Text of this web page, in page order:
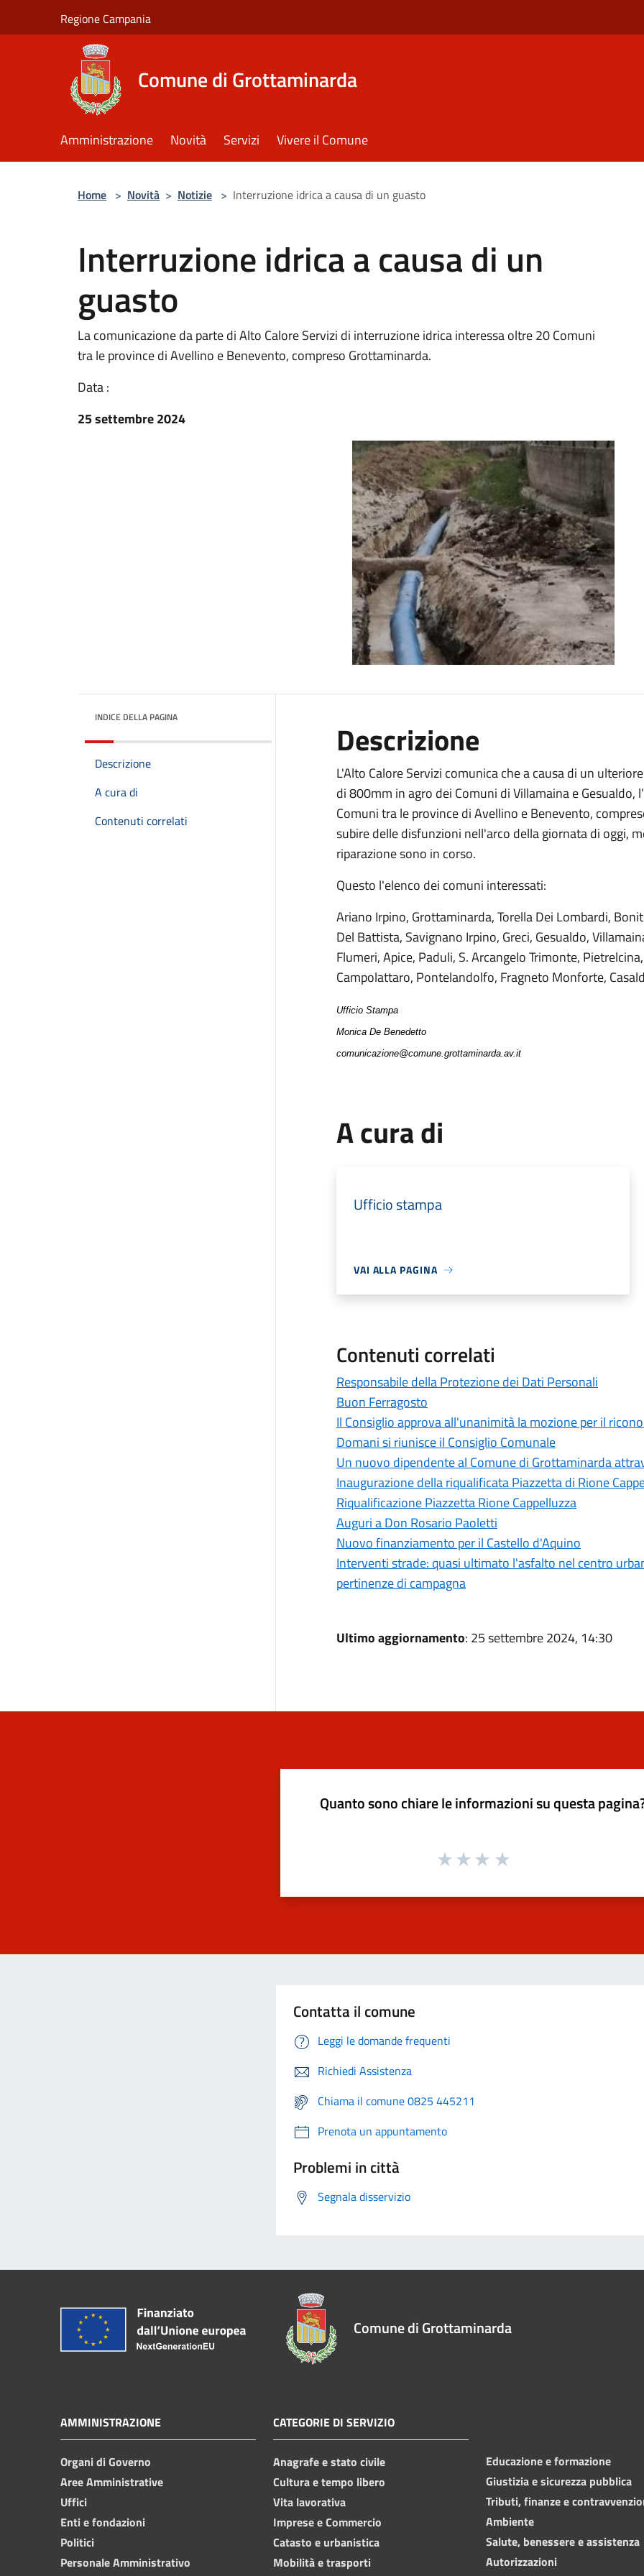
Regione Campania
Comune di Grottaminarda
Amministrazione Novità Servizi Vivere il Comune
Home > Novità > Notizie > Interruzione idrica a causa di un guasto
Interruzione idrica a causa di un
guasto
La comunicazione da parte di Alto Calore Servizi di interruzione idrica interessa oltre 20 Comuni
tra le province di Avellino e Benevento, compreso Grottaminarda.
Data :
25 settembre 2024
INDICE DELLA PAGINA
Descrizione
A cura di
Contenuti correlati
Descrizione
L'Alto Calore Servizi comunica che a causa di un
di 800mm in agro dei Comuni di Villamaina e Gesualdo,
Comuni tra le province di Avellino e Benevento,
subire delle disfunzioni nell'arco della giornata di oggi,
riparazione sono in corso.
Questo l'elenco dei comuni interessati:
Ariano Irpino, Grottaminarda, Torella Dei Lombardi,
Del Battista, Savignano Irpino, Greci, Gesualdo,
Flumeri, Apice, Paduli, S. Arcangelo Trimonte,
Campolattaro, Pontelandolfo, Fragneto Monforte,
Ufficio Stampa
Monica De Benedetto
comunicazione@comune.grottaminarda.av.it
A cura di
Ufficio stampa
VAI ALLA PAGINA
Contenuti correlati
Responsabile della Protezione dei Dati Personali
Buon Ferragosto
Il Consiglio approva all'unanimità la mozione per il
Domani si riunisce il Consiglio Comunale
Un nuovo dipendente al Comune di Grottaminarda
Inaugurazione della riqualificata Piazzetta di Rione
Riqualificazione Piazzetta Rione Cappelluzza
Auguri a Don Rosario Paoletti
Nuovo finanziamento per il Castello d'Aquino
Interventi strade: quasi ultimato l'asfalto nel centro
pertinenze di campagna
Ultimo aggiornamento: 25 settembre 2024, 14:30
Quanto sono chiare le informazioni su questa
Contatta il comune
Leggi le domande frequenti
Richiedi Assistenza
Chiama il comune 0825 445211
Prenota un appuntamento
Problemi in città
Segnala disservizio
Comune di Grottaminarda
AMMINISTRAZIONE
Organi di Governo
Aree Amministrative
Uffici
Enti e fondazioni
Politici
Personale Amministrativo
CATEGORIE DI SERVIZIO
Anagrafe e stato civile
Cultura e tempo libero
Vita lavorativa
Imprese e Commercio
Catasto e urbanistica
Mobilità e trasporti
Educazione e formazione
Giustizia e sicurezza pubblica
Tributi, finanze e
Ambiente
Salute, benessere e assistenza
Autorizzazioni